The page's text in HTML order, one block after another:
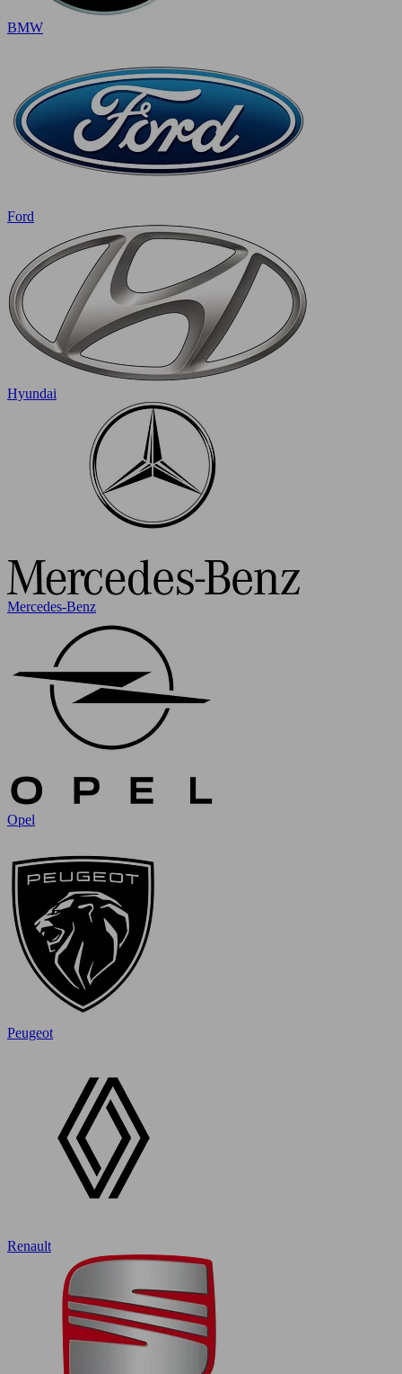
BMW
Ford
Hyundai
Mercedes-Benz
Opel
Peugeot
Renault